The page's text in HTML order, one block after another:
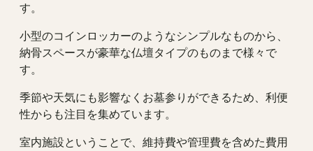
す。
小型のコインロッカーのようなシンプルなものから、
納骨スペースが豪華な仏壇タイプのものまで様々で
す。
季節や天気にも影響なくお墓参りができるため、利便
性からも注目を集めています。
室内施設ということで、維持費や管理費を含めた費用